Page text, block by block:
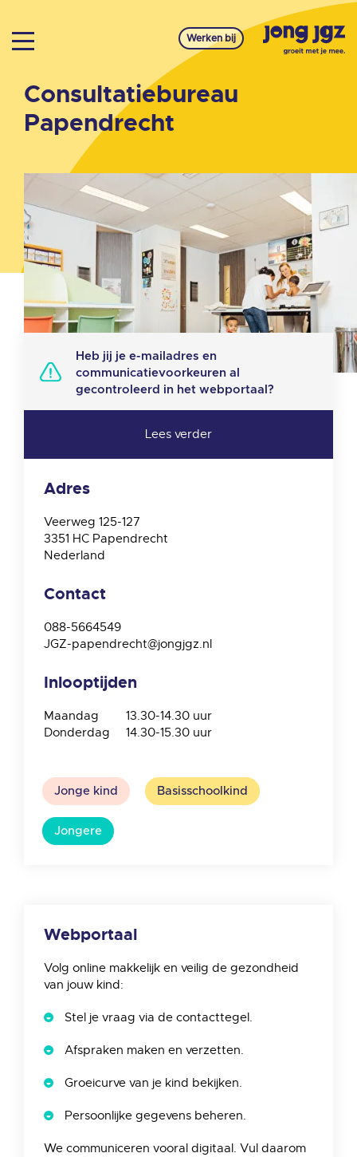
Consultatiebureau
Papendrecht
Heb jij je e-mailadres en
communicatievoorkeuren al
gecontroleerd in het webportaal?
Adres
Veerweg 125-127
3351 HC Papendrecht
Nederland
Contact
088-5664549
JGZ-papendrecht@jongjgz.nl
Inlooptijden
Maandag
13.30-14.30 uur
Donderdag
14.30-15.30 uur
Jonge kind Basisschoolkind
Jongere
Webportaal
Volg online makkelijk en veilig de gezondheid
van jouw kind:
Stel je vraag via de contacttegel.
Afspraken maken en verzetten.
Groeicurve van je kind bekijken.
Persoonlijke gegevens beheren.
We communiceren vooral digitaal. Vul daarom
Werken bij